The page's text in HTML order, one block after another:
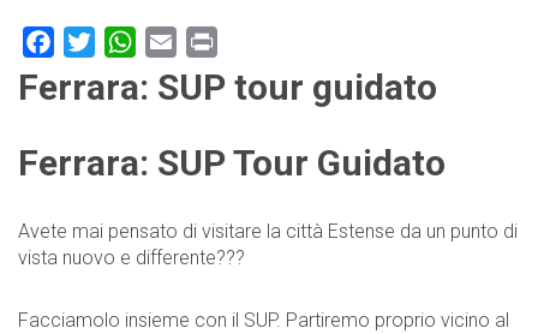
FacebookTwitterWhatsApp
Email
Ferrara: SUP tour guidato
Ferrara: SUP Tour Guidato
Avete mai pensato di visitare la città Estense da un punto di
vista nuovo e differente???
Facciamolo insieme con il SUP. Partiremo proprio vicino al